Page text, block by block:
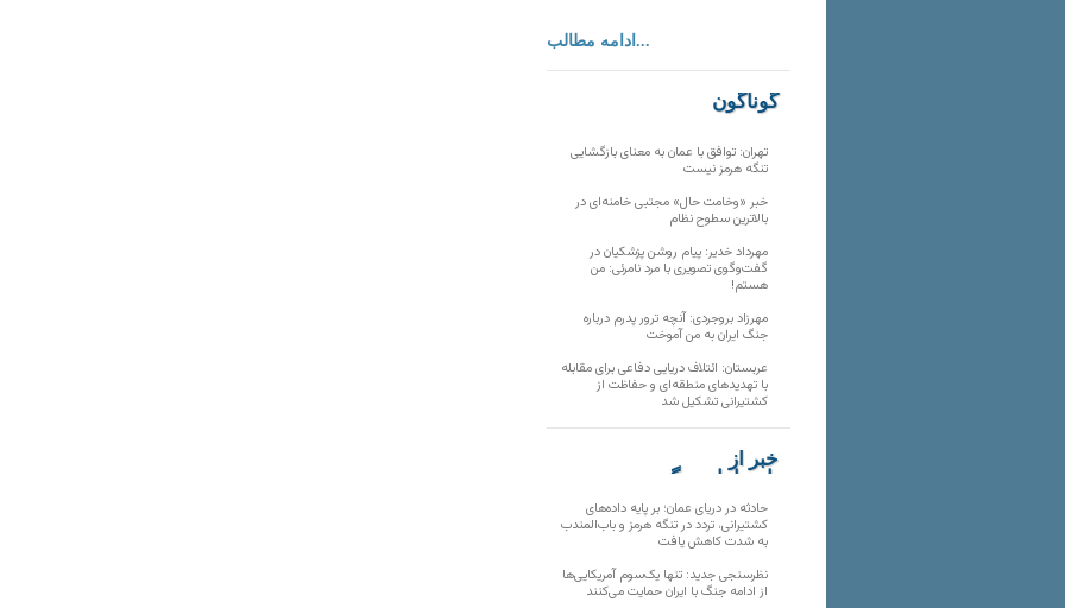
ادامه مطالب...
گوناگون
تهران: توافق با عمان به معنای بازگشایی
تنگه هرمز نیست
خبر «وخامت حال» مجتبی خامنه‌ای در
بالاترین سطوح نظام
مهرداد خدیر: پیام روشن پزشکیان در
گفت‌و‌گوی تصویری با مرد نامرئی: من
هستم!
مهرزاد بروجردی: آنچه ترور پدرم درباره
جنگ ایران به من آموخت
عربستان: ائتلاف دریایی دفاعی برای مقابله
با تهدیدهای منطقه‌ای و حفاظت از
کشتیرانی تشکیل شد
خبر از
تارنماهای دیگر
حادثه در دریای عمان؛ بر پایه داده‌های
کشتیرانی، تردد در تنگه هرمز و باب‌المندب
به شدت کاهش یافت
نظرسنجی جدید: تنها یک‌سوم آمریکایی‌ها
از ادامه جنگ با ایران حمایت می‌کنند